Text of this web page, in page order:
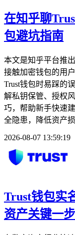
在知乎聊
包避坑指南
本文是知乎平台推
接触加密钱包的用
Trust钱包时易踩的
解私钥保管、授权
巧，帮助新手快速
全隐患，降低资产
2026-08-07 13:59:19
Trust钱包实
资产关键一步